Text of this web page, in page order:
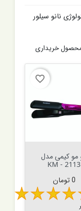
نانو سیلور
محصول خریداری
favorite_border
مو کیمی مدل
KM - 2113
قیمت
0 تومان